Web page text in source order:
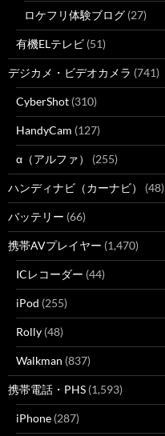
ロケフリ体験ブログ (27)
有機ELテレビ (51)
デジカメ・ビデオカメラ (741)
CyberShot (310)
HandyCam (127)
α（アルファ） (255)
ハンディナビ（カーナビ） (48)
バッテリー (66)
携帯AVプレイヤー (1,470)
ICレコーダー (44)
iPod (255)
Rolly (48)
Walkman (837)
携帯電話・PHS (1,593)
iPhone (287)